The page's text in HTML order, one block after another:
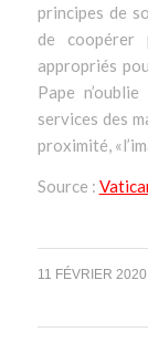
principes de
de coopérer
appropriés
Pape
services des
proximité, «
Source :
11 FÉVRIER 2020
/